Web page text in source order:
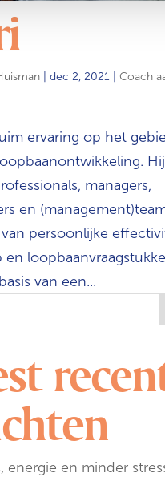
| dec 2, 2021
Coach
ervaring op het
Hij
managers,
en
persoonlijke
en
van een...
energie en minder